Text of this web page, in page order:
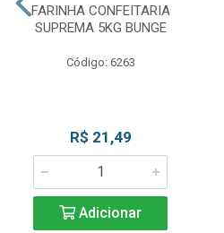
FARINHA CONFEITARIA
SUPREMA 5KG BUNGE
Código: 6263
R$ 21,49
Adicionar